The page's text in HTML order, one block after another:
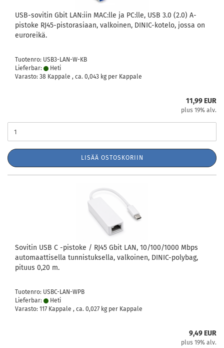
USB-sovitin Gbit LAN:iin MAC:lle ja PC:lle, USB 3.0 (2.0) A-
pistoke RJ45-pistorasiaan, valkoinen, DINIC-kotelo, jossa on
euroreikä.
Tuotenro: USB3-LAN-W-KB
Lieferbar:
Heti
Varasto: 38 Kappale , ca. 0,043 kg per Kappale
11,99 EUR
plus 19% alv.
LISÄÄ OSTOSKORIIN
Sovitin USB C -pistoke / RJ45 Gbit LAN, 10/100/1000 Mbps
automaattisella tunnistuksella, valkoinen, DINIC-polybag,
pituus 0,20 m.
Tuotenro: USBC-LAN-WPB
Lieferbar:
Heti
Varasto: 117 Kappale , ca. 0,027 kg per Kappale
9,49 EUR
plus 19% alv.